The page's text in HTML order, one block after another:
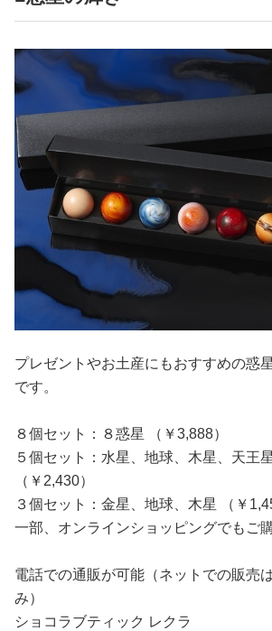
プレゼントやお土産にもおすすめの惑
です。
８個セット：８惑星 （￥3,888）
５個セット：水星、地球、木星、天王
（￥2,430）
３個セット：金星、地球、木星 （￥
一部、オンラインショッピングでもご
電話での通販が可能（ネットでの販売
み）
ショコラブティック レクラ